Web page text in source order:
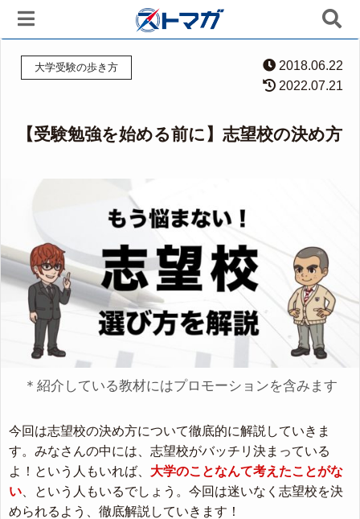
大学受験の歩き方
2018.06.22
2022.07.21
【受験勉強を始める前に】志望校の決め方
＊紹介している教材にはプロモーションを含みます
今回は志望校の決め方について徹底的に解説していきま
す。みなさんの中には、志望校がバッチリ決まっている
よ！という人もいれば、 大学のことなんて考えたことがな
い 、という人もいるでしょう。今回は迷いなく志望校を決
められるよう、徹底解説していきます！